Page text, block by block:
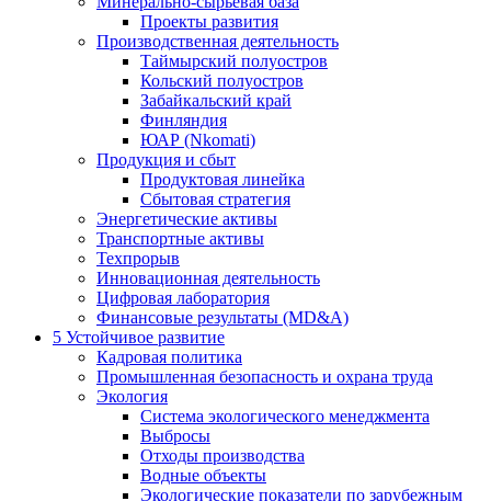
Проекты развития
Производственная деятельность
Таймырский полуостров
Кольский полуостров
Забайкальский край
Финляндия
ЮАР (Nkomati)
Продукция и сбыт
Продуктовая линейка
Сбытовая стратегия
Энергетические активы
Транспортные активы
Техпрорыв
Инновационная деятельность
Цифровая лаборатория
Финансовые результаты (MD&A)
5 Устойчивое развитие
Кадровая политика
Промышленная безопасность и охрана труда
Экология
Система экологического менеджмента
Выбросы
Отходы производства
Водные объекты
Экологические показатели по зарубежным